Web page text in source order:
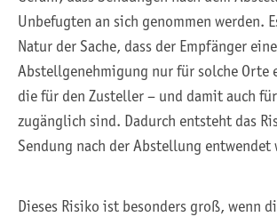
Unbefugten an sich genommen werden.
Natur der Sache, dass der Empfänger eine
Abstellgenehmigung nur für solche Orte
die für den Zusteller – und damit auch
zugänglich sind. Dadurch entsteht das
Sendung nach der Abstellung entwendet
Dieses Risiko ist besonders groß, wenn